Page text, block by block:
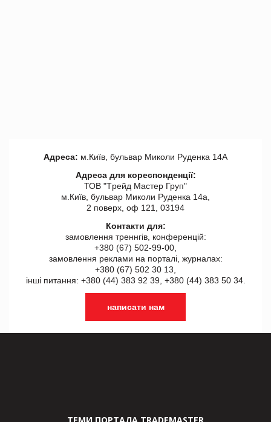
Адреса: м.Київ, бульвар Миколи Руденка 14А
Адреса для кореспонденції:
ТОВ "Tрейд Мастер Груп"
м.Київ, бульвар Миколи Руденка 14а,
2 поверх, оф 121, 03194
Контакти для:
замовлення треннгів, конференцій:
+380 (67) 502-99-00,
замовлення реклами на порталі, журналах:
+380 (67) 502 30 13,
інші питання: +380 (44) 383 92 39, +380 (44) 383 50 34.
написати нам
ТЕМИ ПОРТАЛА TRADEMASTER